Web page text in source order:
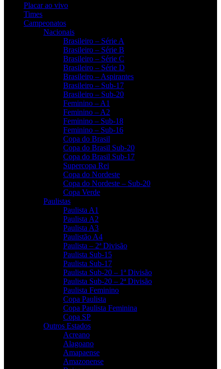
Placar ao vivo
Times
Campeonatos
Nacionais
Brasileiro – Série A
Brasileiro – Série B
Brasileiro – Série C
Brasileiro – Série D
Brasileiro – Aspirantes
Brasileiro – Sub-17
Brasileiro – Sub-20
Feminino – A1
Feminino – A2
Feminino – Sub-18
Feminino – Sub-16
Copa do Brasil
Copa do Brasil Sub-20
Copa do Brasil Sub-17
Supercopa Rei
Copa do Nordeste
Copa do Nordeste – Sub-20
Copa Verde
Paulistas
Paulista A1
Paulista A2
Paulista A3
Paulistão A4
Paulista – 2ª Divisão
Paulista Sub-15
Paulista Sub-17
Paulista Sub-20 – 1ª Divisão
Paulista Sub-20 – 2ª Divisão
Paulista Feminino
Copa Paulista
Copa Paulista Feminina
Copa SP
Outros Estados
Acreano
Alagoano
Amapaense
Amazonense